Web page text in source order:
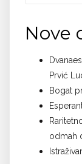
Nove
Prvić
Bogat
odmah